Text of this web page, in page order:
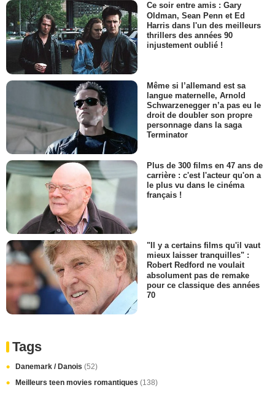
Ce soir entre amis : Gary
Oldman, Sean Penn et Ed
Harris dans l'un des meilleurs
thrillers des années 90
injustement oublié !
Même si l’allemand est sa
langue maternelle, Arnold
Schwarzenegger n’a pas eu le
droit de doubler son propre
personnage dans la saga
Terminator
Plus de 300 films en 47 ans de
carrière : c'est l'acteur qu'on a
le plus vu dans le cinéma
français !
"Il y a certains films qu'il vaut
mieux laisser tranquilles" :
Robert Redford ne voulait
absolument pas de remake
pour ce classique des années
70
Tags
Danemark / Danois (52)
Meilleurs teen movies romantiques (138)